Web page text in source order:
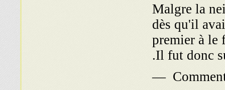
Malgre la
dès qu'il
premier à le
Il fut donc
— Comment